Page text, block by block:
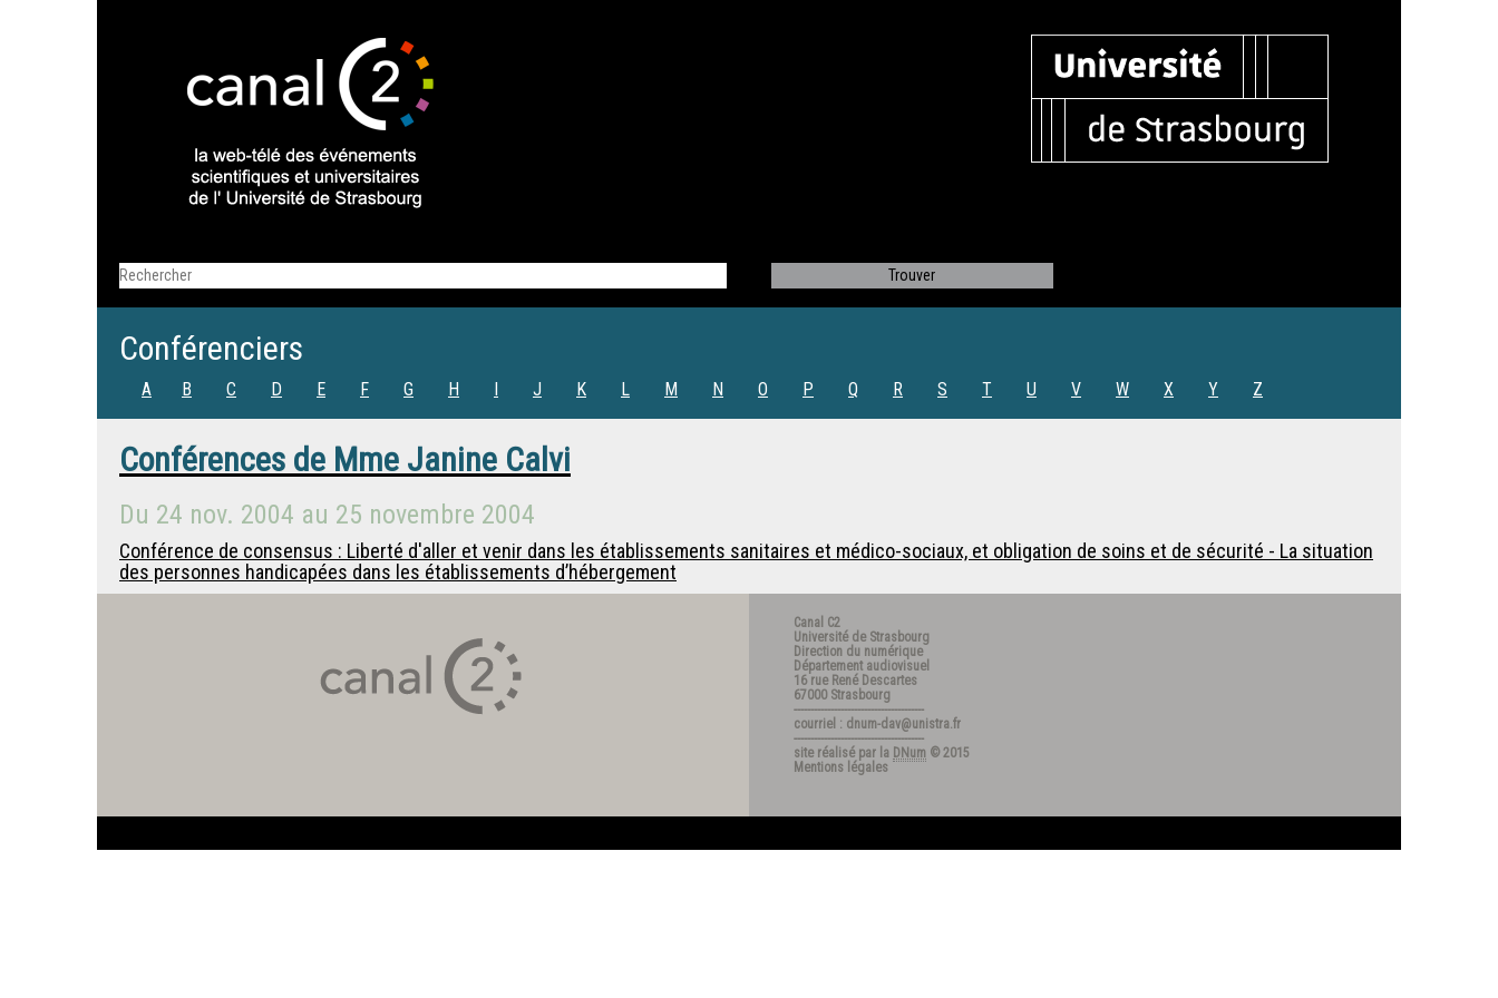
Conférenciers
A B C D E F G H I J K L M N O P Q R S T U V W X Y Z
Conférences de Mme Janine Calvi
Du 24 nov. 2004 au 25 novembre 2004
Conférence de consensus : Liberté d'aller et venir dans les établissements sanitaires et médico-sociaux, et obligation de soins et de sécurité - La situation
des personnes handicapées dans les établissements d’hébergement
Canal C2
Université de Strasbourg
Direction du numérique
Département audiovisuel
16 rue René Descartes
67000 Strasbourg
---------------------------------------
courriel : dnum-dav@unistra.fr
---------------------------------------
site réalisé par la DNum © 2015
Mentions légales